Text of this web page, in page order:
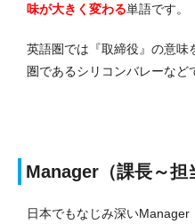
味が大きく変わる単語です。
英語圏では『取締役』の意味
圏であるシリコンバレーなど
Manager（課長～担
日本でもなじみ深い